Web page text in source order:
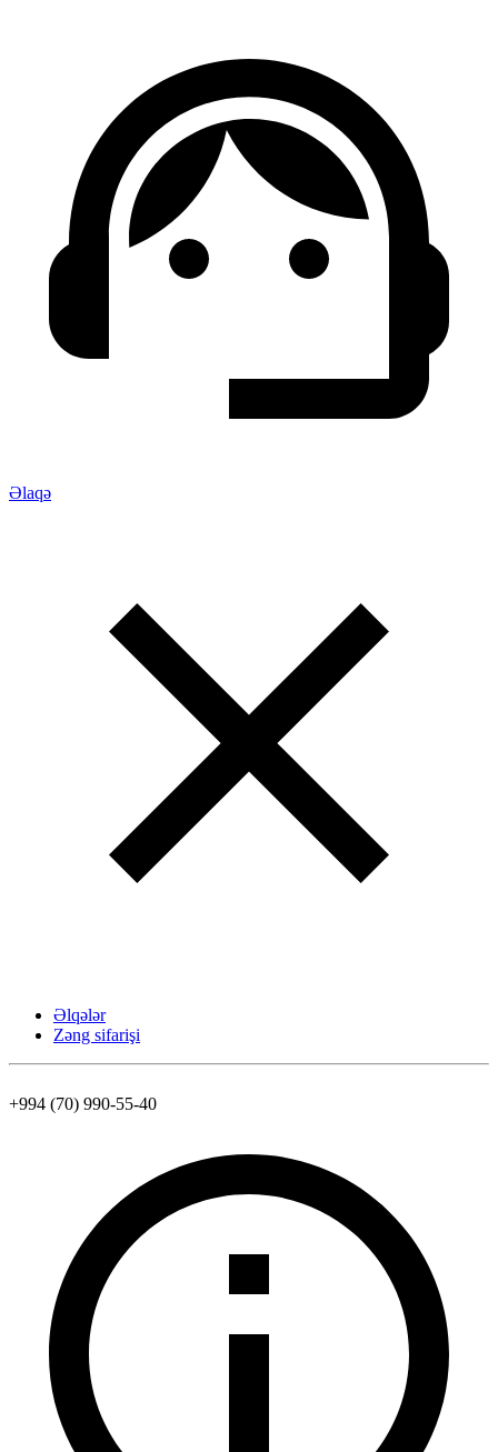
Əlaqə
Əlqələr
Zəng sifarişi
+994 (70) 990-55-40